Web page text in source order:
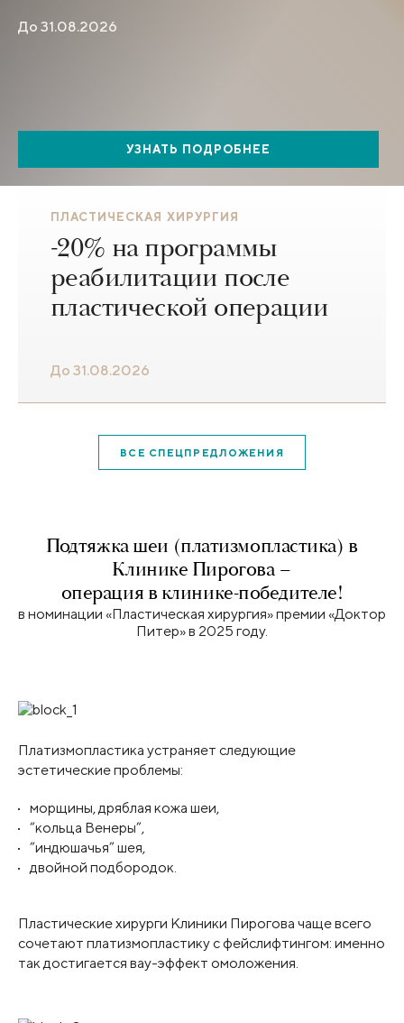
До 31.08.2026
УЗНАТЬ ПОДРОБНЕЕ
ПЛАСТИЧЕСКАЯ ХИРУРГИЯ
-20% на программы
реабилитации после
пластической операции
До 31.08.2026
ВСЕ СПЕЦПРЕДЛОЖЕНИЯ
Подтяжка шеи (платизмопластика) в
Клинике Пирогова –
операция в клинике-победителе!
в номинации «Пластическая хирургия» премии «Доктор
Питер» в 2025 году.
Платизмопластика устраняет следующие
эстетические проблемы:
морщины, дряблая кожа шеи,
“кольца Венеры”,
“индюшачья” шея,
двойной подбородок.
Пластические хирурги Клиники Пирогова чаще всего
сочетают платизмопластику с фейслифтингом: именно
так достигается вау-эффект омоложения.